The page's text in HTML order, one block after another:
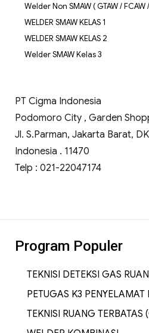
Welder Non SMAW ( GTAW /
WELDER SMAW KELAS 1
WELDER SMAW KELAS 2
Welder SMAW Kelas 3
PT Cigma Indonesia
Podomoro City , Garden
Jl. S.Parman, Jakarta Barat,
Indonesia . 11470
Telp : 021-22047174
Program Populer
TEKNISI DETEKSI GAS
PETUGAS K3 PENYELAMAT
TEKNISI RUANG TERBATAS